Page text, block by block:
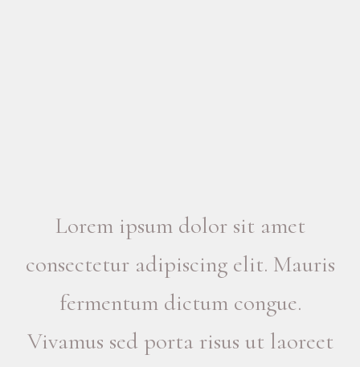
Lorem ipsum dolor sit amet
consectetur adipiscing elit. Mauris
fermentum dictum congue.
Vivamus sed porta risus ut laoreet